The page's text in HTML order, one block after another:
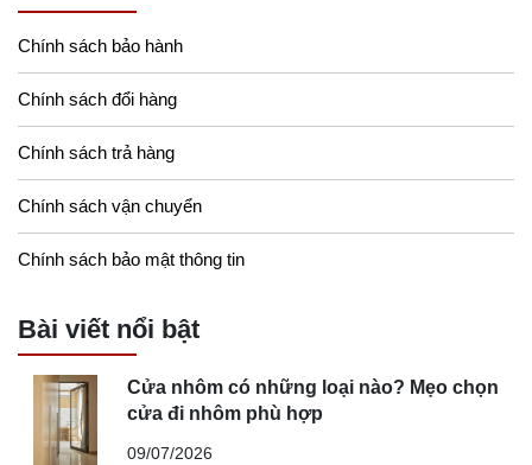
Chính sách bảo hành
Chính sách đổi hàng
Chính sách trả hàng
Chính sách vận chuyển
Chính sách bảo mật thông tin
Bài viết nổi bật
Cửa nhôm có những loại nào? Mẹo chọn
cửa đi nhôm phù hợp
09/07/2026